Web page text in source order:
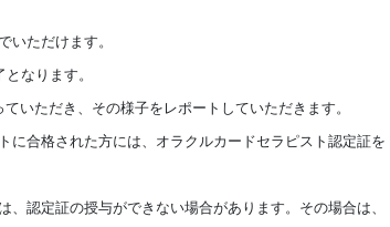
ただけます。
なります。
いただき、その様子をレポートしていただきます。
合格された方には、オラクルカードセラピスト認定証を
認定証の授与ができない場合があります。その場合は、